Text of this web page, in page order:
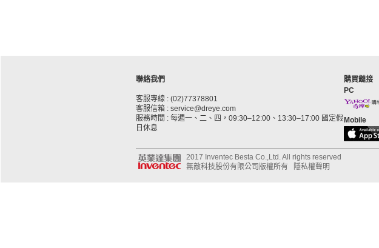
聯絡我們
客服專線 : (02)77378801
客服信箱 : service@dreye.com
服務時間 : 每週一、二、四，09:30–12:00、13:30–17:00 國定假
日休息
購買鏈接
PC
Mobile
2017 Inventec Besta Co.,Ltd. All rights reserved
無敵科技股份有限公司版權所有
隱私權聲明